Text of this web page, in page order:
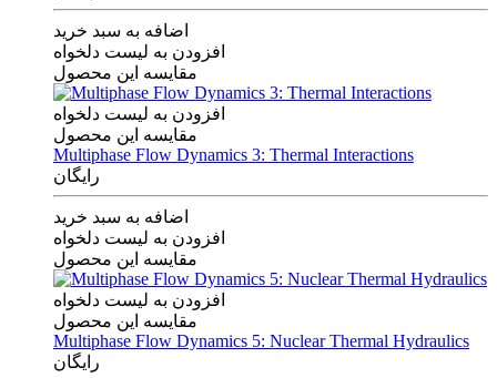
اضافه به سبد خرید
افزودن به لیست دلخواه
مقایسه این محصول
افزودن به لیست دلخواه
مقایسه این محصول
Multiphase Flow Dynamics 3: Thermal Interactions
رایگان
اضافه به سبد خرید
افزودن به لیست دلخواه
مقایسه این محصول
افزودن به لیست دلخواه
مقایسه این محصول
Multiphase Flow Dynamics 5: Nuclear Thermal Hydraulics
رایگان